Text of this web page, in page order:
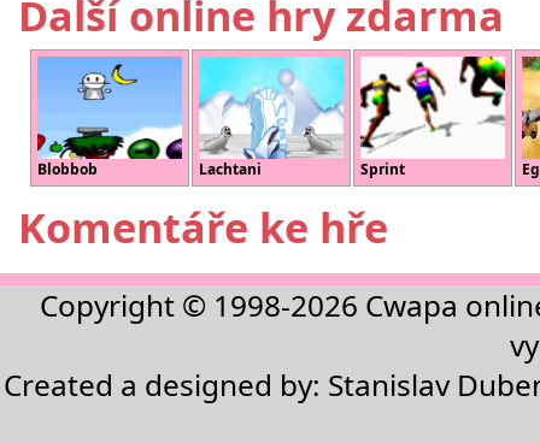
Další online hry zdarma
Blobbob Lachtani Sprint
Komentáře ke hře
Copyright © 1998-2026 Cwapa
Created a designed by: Stanislav